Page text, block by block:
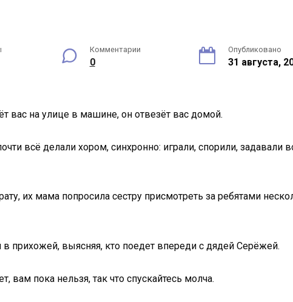
Комментарии
0
Опубликовано
31 августа,
вас на улице в машине, он отвезёт вас домой.
всё делали хором, синхронно: играли, спорили, задавали
их мама попросила сестру присмотреть за ребятами
в прихожей, выясняя, кто поедет впереди с дядей Серёжей.
вам пока нельзя, так что спускайтесь молча.